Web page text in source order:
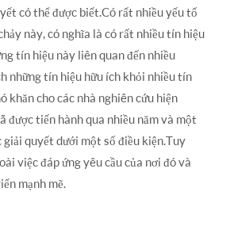
có thể được biết.Có rất nhiều yếu tố
này, có nghĩa là có rất nhiều tín hiệu
tín hiệu này liên quan đến nhiều
những tín hiệu hữu ích khỏi nhiều tín
khăn cho các nhà nghiên cứu hiện
được tiến hành qua nhiều năm và một
giải quyết dưới một số điều kiện.Tuy
việc đáp ứng yêu cầu của nơi đó và
mạnh mẽ.